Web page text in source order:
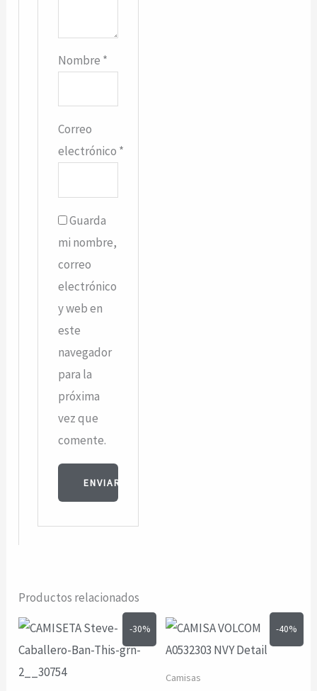
Nombre *
Correo
electrónico *
Guarda
mi nombre,
correo
electrónico
y web en
este
navegador
para la
próxima
vez que
comente.
Productos relacionados
-30% -40%
Camisas